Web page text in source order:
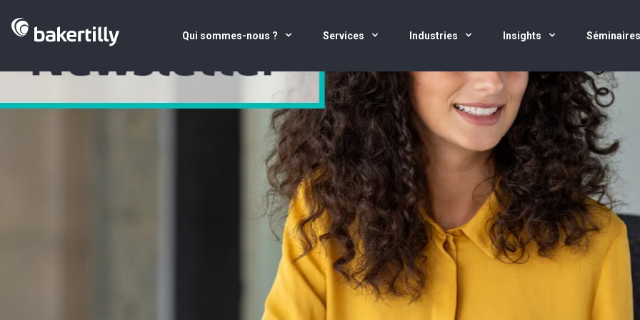
Qui sommes-nous ? Services Industries Insights Séminaires